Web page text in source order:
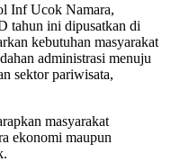
Inf Ucok Namara,
tahun ini dipusatkan di
kebutuhan masyarakat
administrasi menuju
sektor pariwisata,
masyarakat
ekonomi maupun